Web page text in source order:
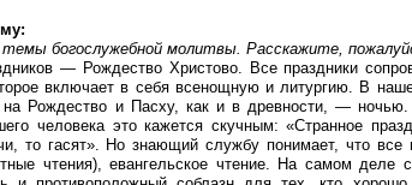
богослужебной молитвы. Расскажите,
— Рождество Христово. Все праздники
включает в себя всенощную и литургию. В
Рождество и Пасху, как и в древности, — ночью.
человека это кажется скучным: «Странное
то гасят». Но знающий службу понимает, что все
чтения), евангельское чтение. На самом деле